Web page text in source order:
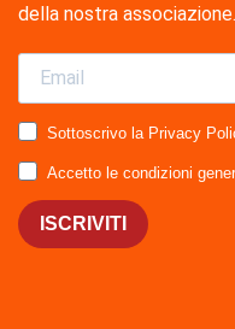
della nostra associazione.
Sottoscrivo la Privacy
Accetto le condizioni
ISCRIVITI